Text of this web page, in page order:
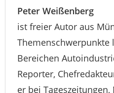
Peter Weißenberg
ist freier Autor aus
Themenschwerpunkte
Bereichen
Reporter,
er bei